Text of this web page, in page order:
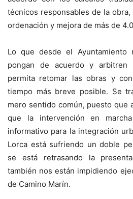
técnicos responsables de la
ordenación y mejora de más de
Lo que desde el Ayuntamiento
pongan de acuerdo y arbitren
permita retomar las obras y
tiempo más breve posible. Se
mero sentido común, puesto que
que la intervención en
informativo para la integración
Lorca está sufriendo un doble
se está retrasando la
también nos están impidiendo
de Camino Marín.